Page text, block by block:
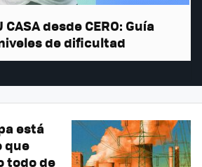
CASA desde CERO: Guía
de dificultad
está
que
todo de